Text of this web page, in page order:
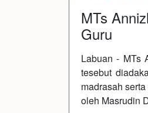
MTs
Guru
Labuan - MTs
tesebut
madrasah
oleh Masrudin